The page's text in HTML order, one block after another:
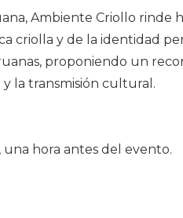
Ambiente Criollo rinde
criolla y de la identidad
proponiendo un
la transmisión cultural.
hora antes del evento.